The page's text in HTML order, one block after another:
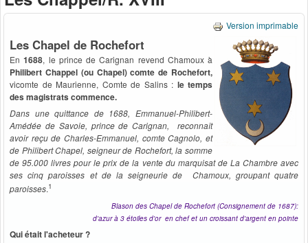
Version imprimable
Les Chapel de Rochefort
En1688, le prince de Carignan revend Chamoux à
Philibert Chappel (ou Chapel)comte de Rochefort,
vicomte de Maurienne, Comte de Salins : le temps
des magistrats commence.
Dans une quittance de 1688, Emmanuel-Philibert-
Amédée de Savoie, prince de Carignan, reconnaît
avoir reçu de Charles-Emmanuel, comte Cagnolo, et
de Philibert Chapel, seigneur de Rochefort, la somme
de 95.000 livres pour le prix de la vente du marquisat de La Chambre avec
ses cinq paroisses et de la seigneurie de Chamoux, groupant quatre
paroisses.1
Blason des Chapel de Rochefort (Consignement de 1687):
d'azur à 3 étoiles d'or en chef et un croissant d'argent en pointe
Qui était l'acheteur ?